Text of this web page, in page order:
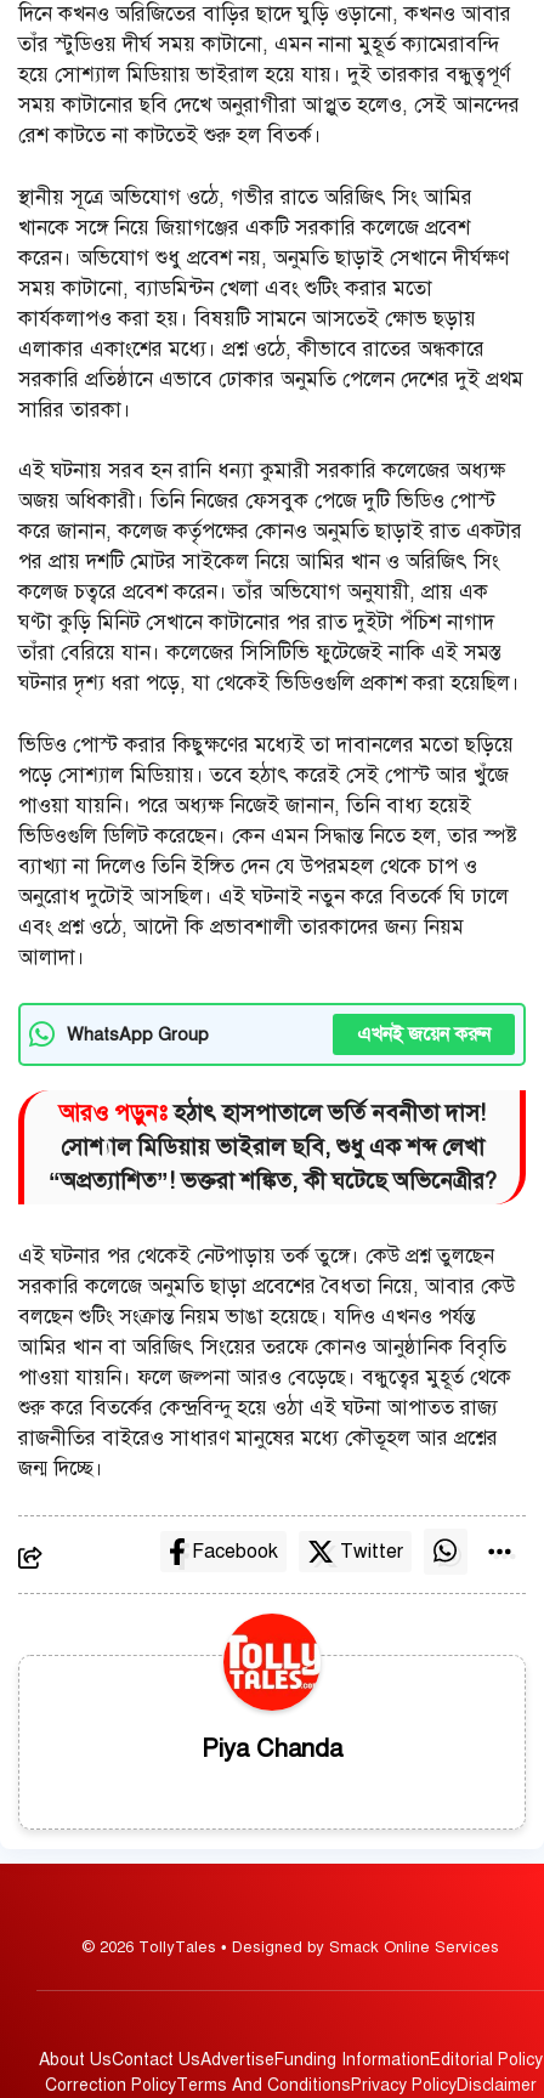
দিনে কখনও অরিজিতের বাড়ির ছাদে ঘুড়ি ওড়ানো, কখনও আবার
তাঁর স্টুডিওয় দীর্ঘ সময় কাটানো, এমন নানা মুহূর্ত ক্যামেরাবন্দি
হয়ে সোশ্যাল মিডিয়ায় ভাইরাল হয়ে যায়। দুই তারকার বন্ধুত্বপূর্ণ
সময় কাটানোর ছবি দেখে অনুরাগীরা আপ্লুত হলেও, সেই আনন্দের
রেশ কাটতে না কাটতেই শুরু হল বিতর্ক।
স্থানীয় সূত্রে অভিযোগ ওঠে, গভীর রাতে অরিজিৎ সিং আমির
খানকে সঙ্গে নিয়ে জিয়াগঞ্জের একটি সরকারি কলেজে প্রবেশ
করেন। অভিযোগ শুধু প্রবেশ নয়, অনুমতি ছাড়াই সেখানে দীর্ঘক্ষণ
সময় কাটানো, ব্যাডমিন্টন খেলা এবং শুটিং করার মতো
কার্যকলাপও করা হয়। বিষয়টি সামনে আসতেই ক্ষোভ ছড়ায়
এলাকার একাংশের মধ্যে। প্রশ্ন ওঠে, কীভাবে রাতের অন্ধকারে
সরকারি প্রতিষ্ঠানে এভাবে ঢোকার অনুমতি পেলেন দেশের দুই প্রথম
সারির তারকা।
এই ঘটনায় সরব হন রানি ধন্যা কুমারী সরকারি কলেজের অধ্যক্ষ
অজয় অধিকারী। তিনি নিজের ফেসবুক পেজে দুটি ভিডিও পোস্ট
করে জানান, কলেজ কর্তৃপক্ষের কোনও অনুমতি ছাড়াই রাত একটার
পর প্রায় দশটি মোটর সাইকেল নিয়ে আমির খান ও অরিজিৎ সিং
কলেজ চত্বরে প্রবেশ করেন। তাঁর অভিযোগ অনুযায়ী, প্রায় এক
ঘণ্টা কুড়ি মিনিট সেখানে কাটানোর পর রাত দুইটা পঁচিশ নাগাদ
তাঁরা বেরিয়ে যান। কলেজের সিসিটিভি ফুটেজেই নাকি এই সমস্ত
ঘটনার দৃশ্য ধরা পড়ে, যা থেকেই ভিডিওগুলি প্রকাশ করা হয়েছিল।
ভিডিও পোস্ট করার কিছুক্ষণের মধ্যেই তা দাবানলের মতো ছড়িয়ে
পড়ে সোশ্যাল মিডিয়ায়। তবে হঠাৎ করেই সেই পোস্ট আর খুঁজে
পাওয়া যায়নি। পরে অধ্যক্ষ নিজেই জানান, তিনি বাধ্য হয়েই
ভিডিওগুলি ডিলিট করেছেন। কেন এমন সিদ্ধান্ত নিতে হল, তার স্পষ্ট
ব্যাখ্যা না দিলেও তিনি ইঙ্গিত দেন যে উপরমহল থেকে চাপ ও
অনুরোধ দুটোই আসছিল। এই ঘটনাই নতুন করে বিতর্কে ঘি ঢালে
এবং প্রশ্ন ওঠে, আদৌ কি প্রভাবশালী তারকাদের জন্য নিয়ম
আলাদা।
WhatsApp Group এখনই জয়েন করুন
আরও পড়ুনঃহঠাৎ হাসপাতালে ভর্তি নবনীতা দাস!
সোশ্যাল মিডিয়ায় ভাইরাল ছবি, শুধু এক শব্দ লেখা
“অপ্রত্যাশিত”! ভক্তরা শঙ্কিত, কী ঘটেছে অভিনেত্রীর?
এই ঘটনার পর থেকেই নেটপাড়ায় তর্ক তুঙ্গে। কেউ প্রশ্ন তুলছেন
সরকারি কলেজে অনুমতি ছাড়া প্রবেশের বৈধতা নিয়ে, আবার কেউ
বলছেন শুটিং সংক্রান্ত নিয়ম ভাঙা হয়েছে। যদিও এখনও পর্যন্ত
আমির খান বা অরিজিৎ সিংয়ের তরফে কোনও আনুষ্ঠানিক বিবৃতি
পাওয়া যায়নি। ফলে জল্পনা আরও বেড়েছে। বন্ধুত্বের মুহূর্ত থেকে
শুরু করে বিতর্কের কেন্দ্রবিন্দু হয়ে ওঠা এই ঘটনা আপাতত রাজ্য
রাজনীতির বাইরেও সাধারণ মানুষের মধ্যে কৌতূহল আর প্রশ্নের
জন্ম দিচ্ছে।
Facebook Twitter
Piya Chanda
© 2026 TollyTales • Designed by Smack Online Services
About UsContact UsAdvertiseFunding InformationEditorial Policy
Correction PolicyTerms And ConditionsPrivacy PolicyDisclaimer